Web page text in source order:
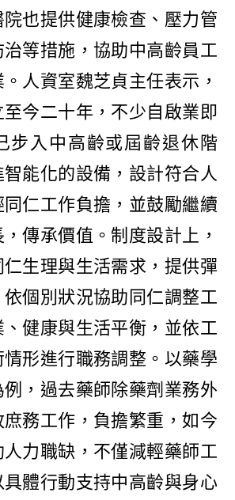
院也提供健康檢查、壓力管
等措施，協助中高齡員工
人資室魏芝貞主任表示，
今二十年，不少自啟業即
步入中高齡或屆齡退休階
能化的設備，設計符合人
同仁工作負擔，並鼓勵繼續
傳承價值。制度設計上，
生理與生活需求，提供彈
個別狀況協助同仁調整工
、健康與生活平衡，並依工
形進行職務調整。以藥學
，過去藥師除藥劑業務外
務工作，負擔繁重，如今
力職缺，不僅減輕藥師工
體行動支持中高齡與身心